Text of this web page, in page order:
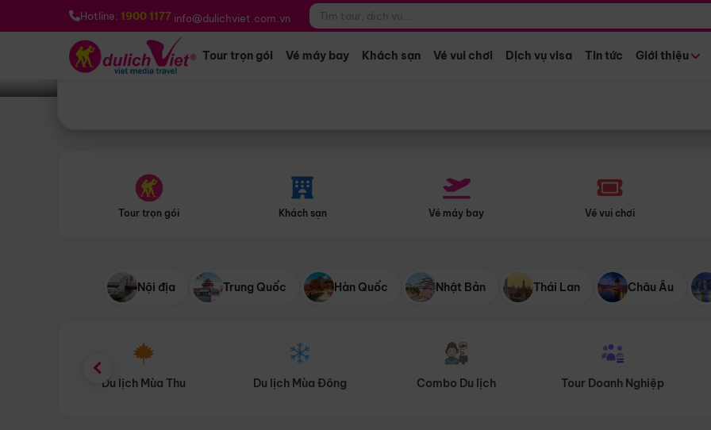
Hotline: 1900 1177 info@dulichviet.com.vn
Tour trọn gói Vé máy bay Khách sạn Vé vui chơi Dịch vụ visa Tin tức Giới thiệu
Bạn muốn đi đâu? *
Tour trọn gói Khách sạn Vé máy bay Vé vui chơi
Nội địa Trung Quốc Hàn Quốc Nhật Bản Thái Lan Châu Âu
Du lịch Mùa Đông Combo Du lịch Tour Doanh Nghiệp Du lịch Hành Hương